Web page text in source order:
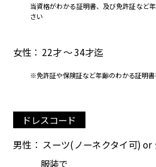
当資格がわかる証明書、及び免許証など
さい
女性： 22才 ～ 34才迄
※免許証や保険証など年齢のわかる証明
ドレスコード
男性： スーツ(ノーネクタイ可) or
服装で